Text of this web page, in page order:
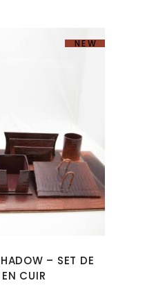
NEW
– SET DE
CUIR